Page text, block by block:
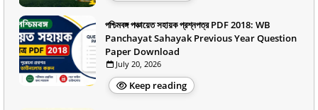
পশ্চিমবঙ্গ পঞ্চায়েত সহায়ক প্রশ্নপত্র PDF 2018: WB
Panchayat Sahayak Previous Year Question
Paper Download
July 20, 2026
Keep reading